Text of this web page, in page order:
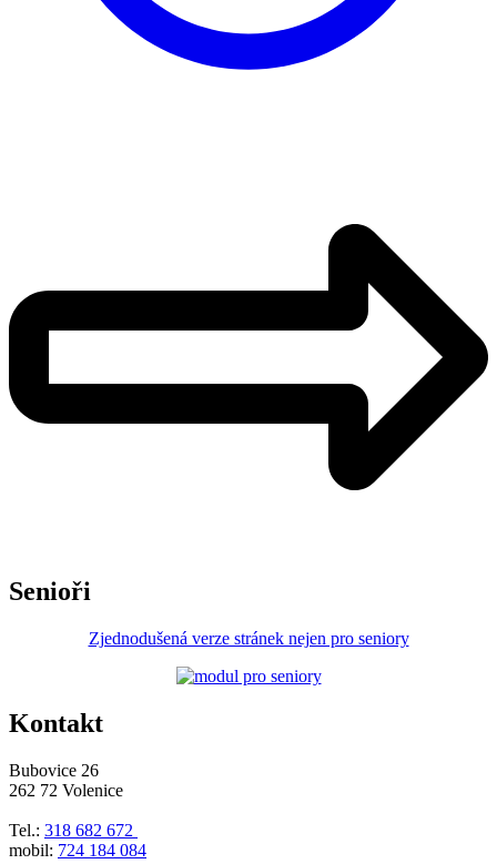
Senioři
Zjednodušená verze stránek nejen pro seniory
Kontakt
Bubovice 26
262 72 Volenice
Tel.: 318 682 672
mobil: 724 184 084